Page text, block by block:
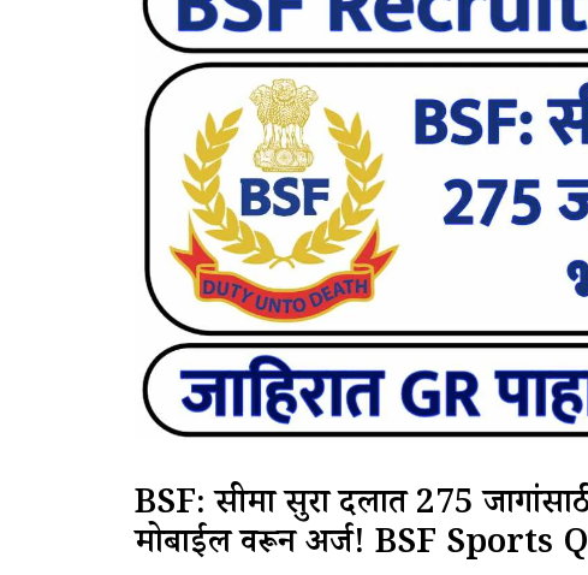
BSF: सीमा सुरक्षा दलात 275
मोबाईल वरून अर्ज! BSF